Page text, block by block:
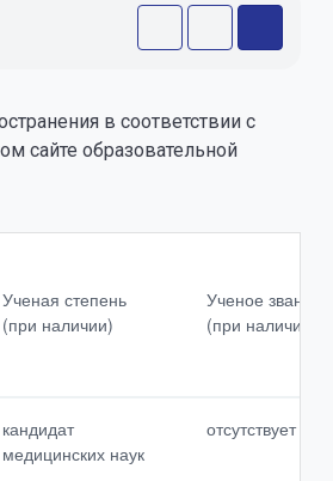
в соответствии с
сайте образовательной
сфере
работник
Ученая степень
(при наличии)
Ученое звание
(при наличии)
кандидат
медицинских наук
отсутствует